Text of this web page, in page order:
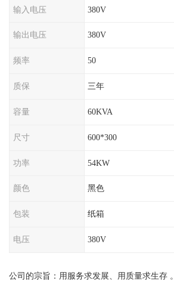
输入电压 380V
输出电压 380V
频率 50
质保 三年
容量 60KVA
尺寸 600*300
功率 54KW
颜色 黑色
包装 纸箱
电压 380V
公司的宗旨：用服务求发展、用质量求生存 。